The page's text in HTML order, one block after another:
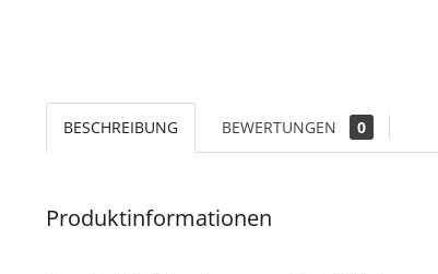
BESCHREIBUNG BEWERTUNGEN 0
Produktinformationen